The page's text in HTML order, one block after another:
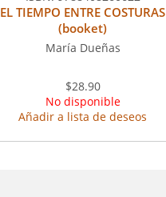
EL TIEMPO ENTRE COSTURAS
(booket)
María Dueñas
$28.90
No disponible
Añadir a lista de deseos